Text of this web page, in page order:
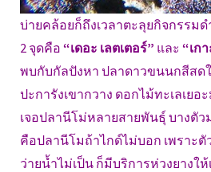
บ่ายคล้อยก็ถึงเวลาตะลุยกิจกรรม
2 จุดคือ “เดอะ เลตเตอร์” และ “เก
พบกับกัลปังหา ปลาดาวขนนกสีสด
ปะการังเขากวาง ดอกไม้ทะเลเย
เจอปลานีโม่หลายสายพันธุ์ บางตัว
คือปลานีโมถ้าไกด์ไม่บอก เพราะ
ว่ายน้ำไม่เป็น ก็มีบริการห่วงยางใ